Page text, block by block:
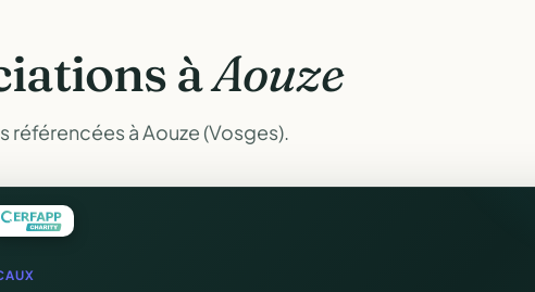
àAouze
référencées à Aouze (Vosges).